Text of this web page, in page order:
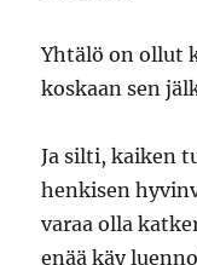
Yhtälö on ollut
koskaan sen
Ja silti, kaiken
henkisen
varaa olla
enää käy